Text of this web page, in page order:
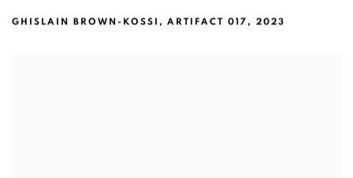
GHISLAIN BROWN-KOSSI ,ARTIFACT 017 ,2023